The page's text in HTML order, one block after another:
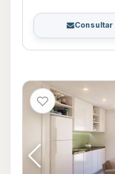
Consultar